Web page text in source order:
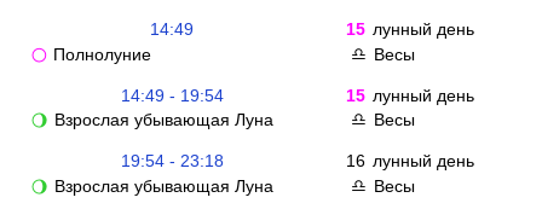
14:49 15 лунный день
🌕 Полнолуние ♎ Весы
14:49 - 19:54 15 лунный день
🌖 Взрослая убывающая Луна ♎ Весы
19:54 - 23:18 16 лунный день
🌖 Взрослая убывающая Луна ♎ Весы